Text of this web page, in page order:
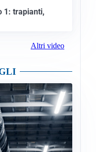
1: trapianti,
Altri video